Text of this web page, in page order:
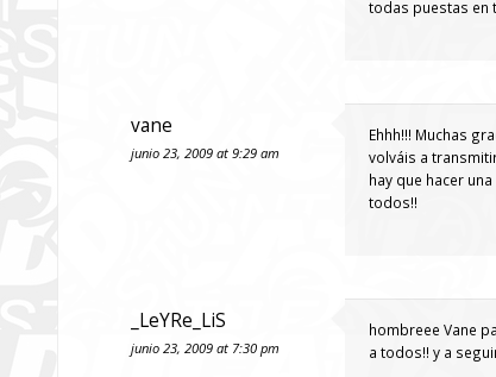
todas puestas en
vane
junio 23, 2009 at 9:29 am
Ehhh!!! Muchas
volváis a
hay que hacer
todos!!
_LeYRe_LiS
junio 23, 2009 at 7:30 pm
hombreee Vane
a todos!! y a